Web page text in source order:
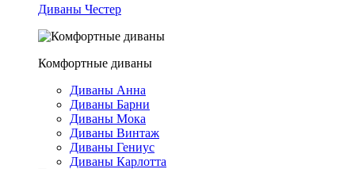
Диваны Честер
Комфортные диваны
Диваны Анна
Диваны Барни
Диваны Мока
Диваны Винтаж
Диваны Гениус
Диваны Карлотта